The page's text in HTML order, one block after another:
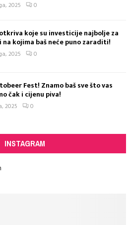
2025 0
koje su investicije najbolje za
na kojima baš neće puno zaraditi!
2025 0
Fest! Znamo baš sve što vas
čak i cijenu piva!
2025 0
INSTAGRAM